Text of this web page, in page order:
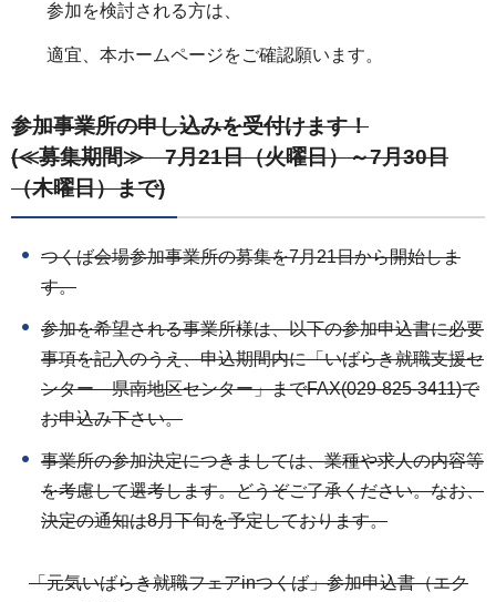
参加を検討される方は、
適宜、本ホームページをご確認願います。
参加事業所の申し込みを受付けます！
(≪募集期間≫ 7月21日（火曜日）～7月30日
（木曜日）まで)
つくば会場参加事業所の募集を7月21日から開始しま
す。
参加を希望される事業所様は、以下の参加申込書に必要
事項を記入のうえ、申込期間内に「いばらき就職支援セ
ンター 県南地区センター」までFAX(029-825-3411)で
お申込み下さい。
事業所の参加決定につきましては、業種や求人の内容等
を考慮して選考します。どうぞご了承ください。なお、
決定の通知は8月下旬を予定しております。
「元気いばらき就職フェアinつくば」参加申込書（エク